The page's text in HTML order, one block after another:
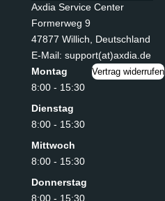
Axdia Service Center
Formerweg 9
47877 Willich
Deutschland
E-Mail: support(at)axdia.de
Montag
8:00 - 15:30
Dienstag
8:00 - 15:30
Mittwoch
8:00 - 15:30
Donnerstag
8:00 - 15:30
Vertrag widerrufen